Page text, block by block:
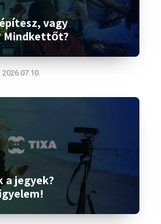
vagy
Mindkettőt?
2026.07.10.
a jegyek?